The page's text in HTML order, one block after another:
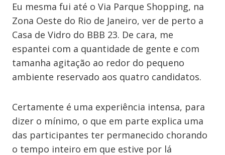
Eu mesma fui até o Via Parque Shopping, na
Zona Oeste do Rio de Janeiro, ver de perto a
Casa de Vidro do BBB 23. De cara, me
espantei com a quantidade de gente e com
tamanha agitação ao redor do pequeno
ambiente reservado aos quatro candidatos.
Certamente é uma experiência intensa, para
dizer o mínimo, o que em parte explica uma
das participantes ter permanecido chorando
o tempo inteiro em que estive por lá